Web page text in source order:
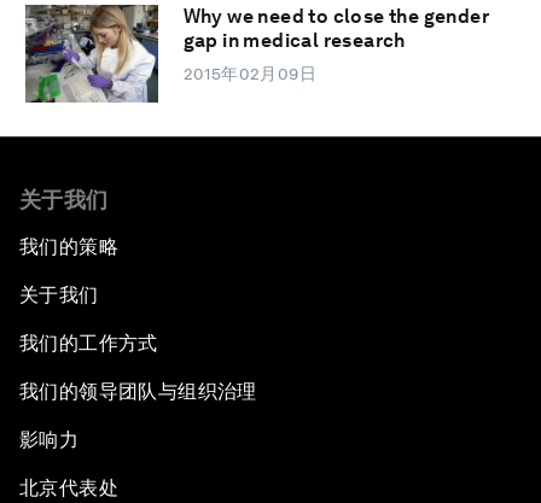
Why we need to close the gender
gap in medical research
2015年02月09日
关于我们
我们的策略
关于我们
我们的工作方式
我们的领导团队与组织治理
影响力
北京代表处